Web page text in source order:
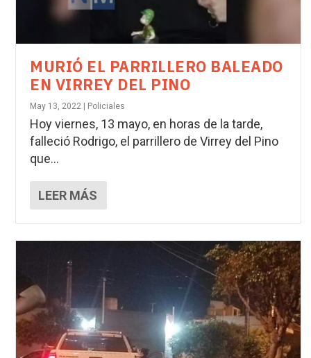
MURIÓ EL PARRILLERO BALEADO
EN VIRREY DEL PINO
May 13, 2022 Policiales
Hoy viernes, 13 mayo, en horas de la tarde,
falleció Rodrigo, el parrillero de Virrey del Pino
que...
LEER MÁS